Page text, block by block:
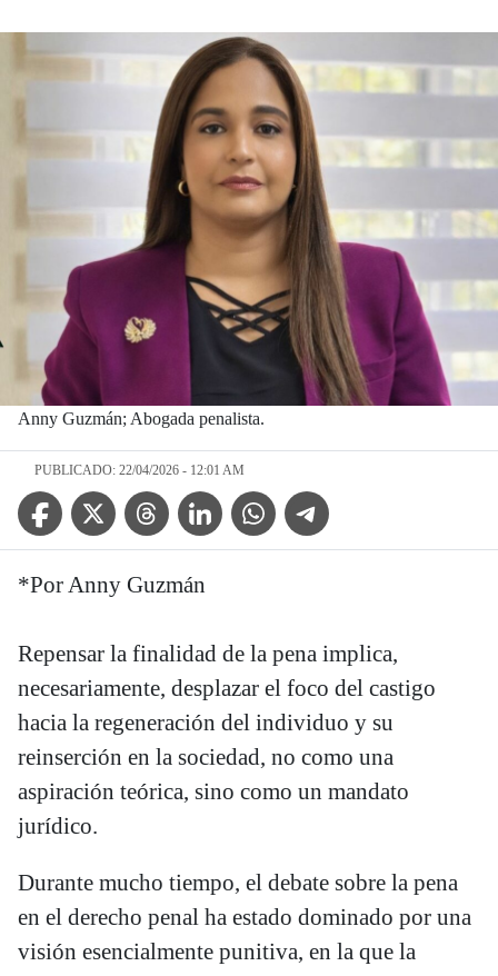
Anny Guzmán; Abogada penalista.
PUBLICADO: 22/04/2026 - 12:01 AM
Facebook IconTwitter IconThreads IconLinkedin IconWhatsApp IconTelegram Icon
*Por Anny Guzmán
Repensar la finalidad de la pena implica,
necesariamente, desplazar el foco del castigo
hacia la regeneración del individuo y su
reinserción en la sociedad, no como una
aspiración teórica, sino como un mandato
jurídico.
Durante mucho tiempo, el debate sobre la pena
en el derecho penal ha estado dominado por una
visión esencialmente punitiva, en la que la